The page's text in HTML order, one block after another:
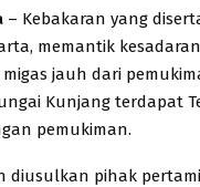
– Kebakaran yang
memantik
jauh dari
Kunjang terdapat
pemukiman.
diusulkan pihak